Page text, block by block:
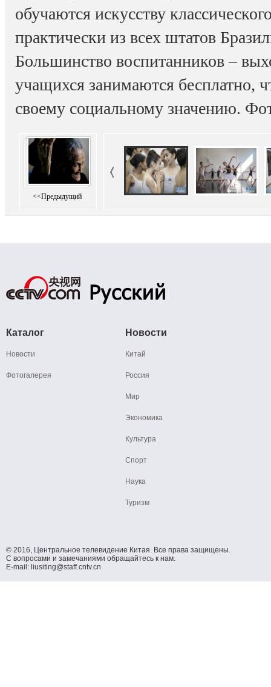
обучаются искусству
практически из всех штатов
Большинство воспитанников –
учащихся занимаются бесплатно,
своему социальному значению.
<<Предыдущий
Каталог
Новости
Фотогалерея
Новости
Китай
Россия
Мир
Экономика
Культура
Спорт
Наука
Туризм
© 2016, Центральное телевидение Китая. Все права защищены.
С вопросами и замечаниями обращайтесь к нам.
E-mail: liusiting@staff.cntv.cn